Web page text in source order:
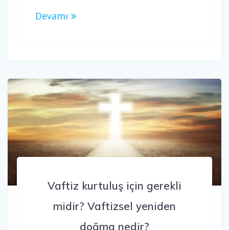
Devamı
Vaftiz kurtuluş için gerekli
midir? Vaftizsel yeniden
doğma nedir?